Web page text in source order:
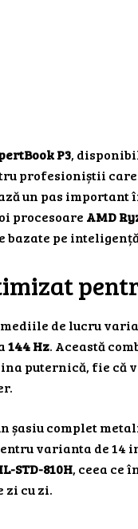
P3,
profesioniștii
un pas important
procesoare AMD
pe
mediile de lucru
144 Hz. Această
puternică, fie că
șasiu complet
varianta de 14
STD-810H, ceea ce
cu zi.